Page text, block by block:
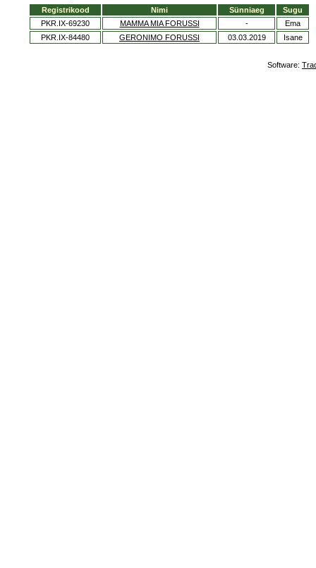
Registrikood
Nimi Sünniaeg
Sugu
PKR.IX-69230
MAMMA MIA FORUSSI -
Ema
PKR.IX-84480
GERONIMO FORUSSI 03.03.2019 Isane
Software: